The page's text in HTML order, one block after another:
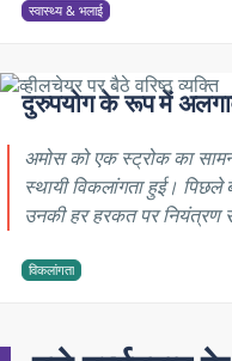
स्वास्थ्य & भलाई
दुरुपयोग के रूप में
अमोस को एक स्ट्रोक का
स्थायी विकलांगता हुई।
उनकी हर हरकत पर नियंत्रण
विकलांगता